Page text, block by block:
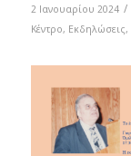
2 Ιανουαρίου 2024 /
Κέντρο, Εκδηλώσεις,